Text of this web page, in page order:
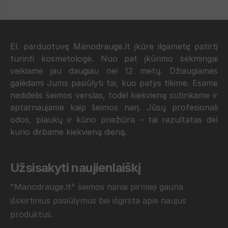
El. parduotuvę Manodraugė.lt įkūrė ilgametę patirtį
turinti kosmetologė. Nuo pat įkūrimo sėkmingai
veikiame jau daugiau nei 12 metų. Džiaugiamės
galėdami Jums pasiūlyti tai, kuo patys tikime. Esame
nedidelis šeimos verslas, todėl kiekvieną sutinkame ir
aptarnaujame kaip šeimos narį. Jūsų profesionali
odos, plaukų ir kūno priežiūra – tai rezultatas dėl
kurio dirbame kiekvieną dieną.
Užsisakyti naujienlaiškį
"Manodrauge.lt" šeimos nariai pirmieji gauna
išskirtinius pasiūlymus bei išgirsta apie naujus
produktus.